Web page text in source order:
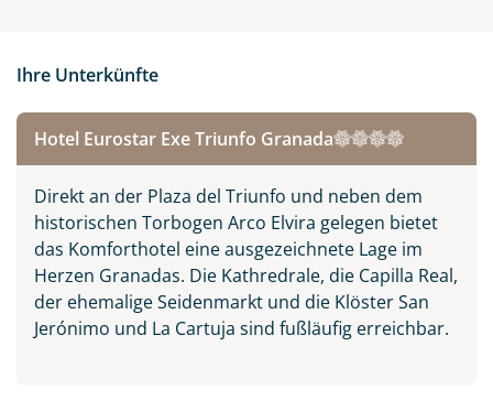
Alhambra in Granada,
Spanien
stock.adobe.com
Ihre Unterkünfte
Hotel Eurostar Exe Triunfo Granada
Direkt an der Plaza del Triunfo und neben dem
historischen Torbogen Arco Elvira gelegen bietet
das Komforthotel eine ausgezeichnete Lage im
Herzen Granadas. Die Kathredrale, die Capilla Real,
der ehemalige Seidenmarkt und die Klöster San
Jerónimo und La Cartuja sind fußläufig erreichbar.